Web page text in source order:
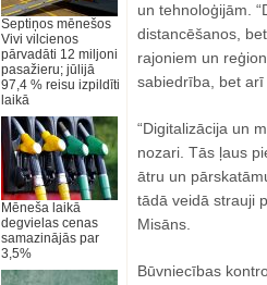
Septiņos mēnešos
Vivi vilcienos
pārvadāti 12 miljoni
pasažieru; jūlijā
97,4 % reisu izpildīti
laikā
Mēneša laikā
degvielas cenas
samazinājās par
3,5%
un tehnoloģijām.
distancēšanos,
rajoniem un
sabiedrība, bet arī
“Digitalizācija un
nozari. Tās ļaus
ātru un
tādā veidā strauji
Misāns.
Būvniecības